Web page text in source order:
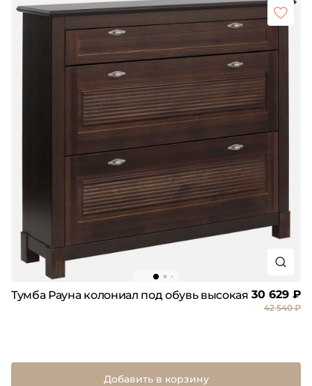
Тумба Рауна колониал под обувь высокая 30 629 ₽
42 540 ₽
Добавить в корзину